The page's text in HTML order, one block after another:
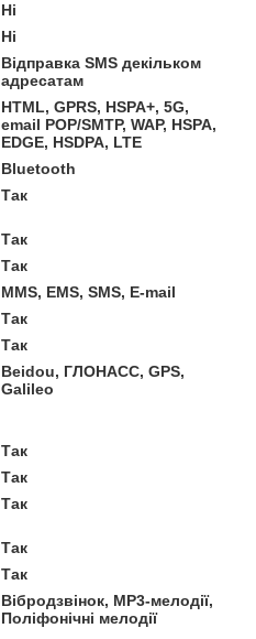
Ні
Ні
Відправка SMS декільком
адресатам
HTML, GPRS, HSPA+, 5G,
email POP/SMTP, WAP, HSPA,
EDGE, HSDPA, LTE
Bluetooth
Так
Так
Так
MMS, EMS, SMS, E-mail
Так
Так
Beidou, ГЛОНАСС, GPS,
Galileo
Так
Так
Так
Так
Так
Вібродзвінок, MP3-мелодії,
Поліфонічні мелодії